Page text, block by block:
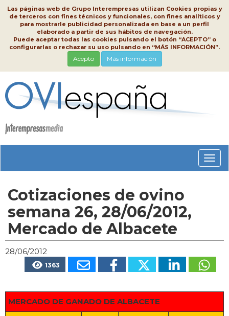
Las páginas web de Grupo Interempresas utilizan Cookies propias y
de terceros con fines técnicos y funcionales, con fines analíticos y
para mostrarle publicidad personalizada en base a un perfil
elaborado a partir de sus hábitos de navegación.
Puede aceptar todas las cookies pulsando el botón “ACEPTO” o
configurarlas o rechazar su uso pulsando en “MÁS INFORMACIÓN”.
Acepto Más información
Cotizaciones de ovino
semana 26, 28/06/2012,
Mercado de Albacete
28/06/2012
1363
MERCADO DE GANADO DE ALBACETE